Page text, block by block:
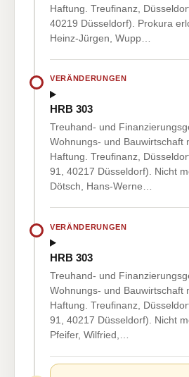
Haftung. Treufinanz,
40219 Düsseldorf). Prokura
Heinz-Jürgen, Wupp…
VERÄNDERUNGEN
HRB 303
Treuhand- und
Wohnungs- und Bauwirtschaft
Haftung. Treufinanz,
91, 40217 Düsseldorf). Nicht
Dötsch, Hans-Werne…
VERÄNDERUNGEN
HRB 303
Treuhand- und
Wohnungs- und Bauwirtschaft
Haftung. Treufinanz,
91, 40217 Düsseldorf). Nicht
Pfeifer, Wilfried,…